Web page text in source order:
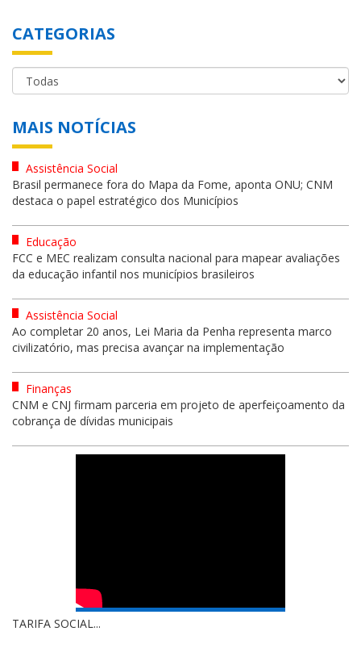
CATEGORIAS
MAIS NOTÍCIAS
Assistência Social
Brasil permanece fora do Mapa da Fome, aponta ONU; CNM
destaca o papel estratégico dos Municípios
Educação
FCC e MEC realizam consulta nacional para mapear avaliações
da educação infantil nos municípios brasileiros
Assistência Social
Ao completar 20 anos, Lei Maria da Penha representa marco
civilizatório, mas precisa avançar na implementação
Finanças
CNM e CNJ firmam parceria em projeto de aperfeiçoamento da
cobrança de dívidas municipais
TARIFA SOCIAL...